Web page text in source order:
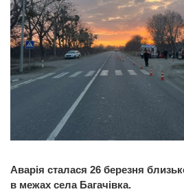
Аварія сталася 26 березня
в межах села Багачівка.